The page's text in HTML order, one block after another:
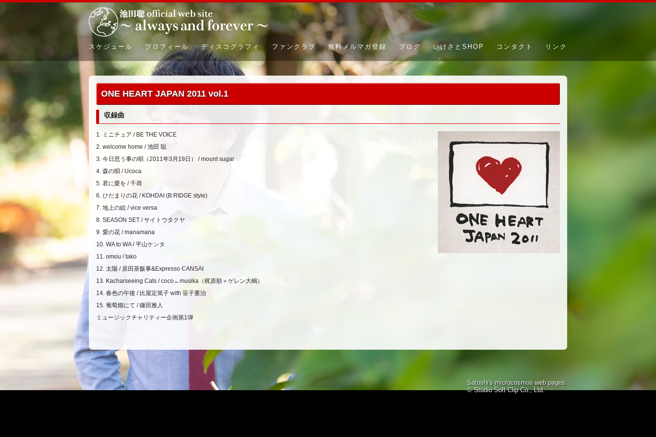
スケジュール プロフィール ディスコグラフィ ファンクラブ 無料メルマガ登録 ブログ いけさとSHOP コンタクト リンク
ONE HEART JAPAN 2011 vol.1
収録曲
1. ミニチュア / BE THE VOICE
2. welcome home / 池田 聡
3. 今日思う事の唄（2011年3月19日） / mount sugar
4. 森の唄 / Ucoca
5. 君に愛を / 千尋
6. ひだまりの花 / KOHDAI (B:RIDGE style)
7. 地上の絵 / vice versa
8. SEASON SET / サイトウタクヤ
9. 愛の花 / manamana
10. WA to WA / 平山ケンタ
11. omou / tako
12. 太陽 / 原田茶飯事&Expresso CANSAI
13. Kacharseeing Cats / coco←musika（梶原順＋ゲレン大嶋）
14. 春色の午後 / 比屋定篤子 with 笹子重治
15. 葡萄畑にて / 鎌田雅人
ミュージックチャリティー企画第1弾
Satoshi's microcosmos web pages.
© Studio Soft Clip Co., Ltd.